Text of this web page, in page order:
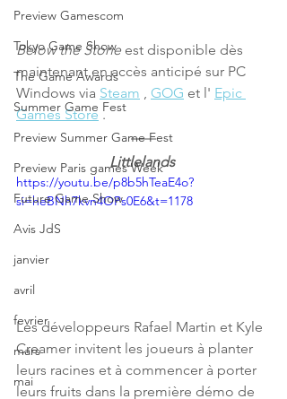
Preview Gamescom
Tokyo Game Show
The Game Awards
Summer Game Fest
Preview Summer Game Fest
Preview Paris games Week
Future Game Show
Avis JdS
janvier
avril
fevrier
mars
mai
Below the Stone est disponible dès
maintenant en accès anticipé sur PC
Windows via Steam GOG et l' Epic
Games Store .
Littlelands
https://youtu.be/p8b5hTeaE4o?
si=heBNh7kvn4OPs0E6&t=1178
Les développeurs Rafael Martin et Kyle
Creamer invitent les joueurs à planter
leurs racines et à commencer à porter
leurs fruits dans la première démo de